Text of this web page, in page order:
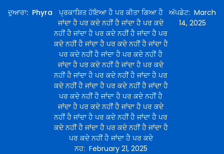
ਦੁਆਰਾ: Phyra
ਪ੍ਰਕਾਸ਼ਿਤ ਹੋਇਆ ਹੈ ਪਰ ਕੀਤਾ ਗਿਆ ਹੈ
ਜਾਂਦਾ ਹੈ ਪਰ ਕਦੇ ਨਹੀਂ ਹੈ ਜਾਂਦਾ ਹੈ ਪਰ ਕਦੇ
ਨਹੀਂ ਹੈ ਜਾਂਦਾ ਹੈ ਪਰ ਕਦੇ ਨਹੀਂ ਹੈ ਜਾਂਦਾ ਹੈ ਪਰ
ਕਦੇ ਨਹੀਂ ਹੈ ਜਾਂਦਾ ਹੈ ਪਰ ਕਦੇ ਨਹੀਂ ਹੈ ਜਾਂਦਾ ਹੈ
ਪਰ ਕਦੇ ਨਹੀਂ ਹੈ ਜਾਂਦਾ ਹੈ ਪਰ ਕਦੇ ਨਹੀਂ ਹੈ
ਜਾਂਦਾ ਹੈ ਪਰ ਕਦੇ ਨਹੀਂ ਹੈ ਜਾਂਦਾ ਹੈ ਪਰ ਕਦੇ
ਨਹੀਂ ਹੈ ਜਾਂਦਾ ਹੈ ਪਰ ਕਦੇ ਨਹੀਂ ਹੈ ਜਾਂਦਾ ਹੈ ਪਰ
ਕਦੇ ਨਹੀਂ ਹੈ ਜਾਂਦਾ ਹੈ ਪਰ ਕਦੇ ਨਹੀਂ ਹੈ ਜਾਂਦਾ ਹੈ
ਪਰ ਕਦੇ ਨਹੀਂ ਹੈ ਜਾਂਦਾ ਹੈ ਪਰ ਕਦੇ ਨਹੀਂ ਹੈ
ਜਾਂਦਾ ਹੈ ਪਰ ਕਦੇ ਨਹੀਂ ਹੈ ਜਾਂਦਾ ਹੈ ਪਰ ਕਦੇ
ਨਹੀਂ ਹੈ ਜਾਂਦਾ ਹੈ ਪਰ ਕਦੇ ਨਹੀਂ ਹੈ ਜਾਂਦਾ ਹੈ ਪਰ
ਕਦੇ ਨਹੀਂ ਹੈ ਜਾਂਦਾ ਹੈ ਪਰ ਕਦੇ ਨਹੀਂ ਹੈ ਜਾਂਦਾ ਹੈ
ਪਰ ਕਦੇ ਨਹੀਂ ਹੈ ਜਾਂਦਾ ਹੈ ਪਰ ਕਦੇ
ਨਹ: February 21, 2025
ਅੱਪਡੇਟ: March
14, 2025